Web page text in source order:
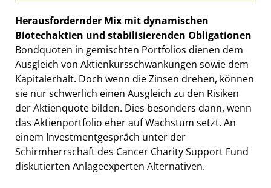
Herausfordernder Mix mit dynamischen
Biotechaktien und stabilisierenden Obligationen
Bondquoten in gemischten Portfolios dienen dem
Ausgleich von Aktienkursschwankungen sowie dem
Kapitalerhalt. Doch wenn die Zinsen drehen, können
sie nur schwerlich einen Ausgleich zu den Risiken
der Aktienquote bilden. Dies besonders dann, wenn
das Aktienportfolio eher auf Wachstum setzt. An
einem Investmentgespräch unter der
Schirmherrschaft des Cancer Charity Support Fund
diskutierten Anlageexperten Alternativen.